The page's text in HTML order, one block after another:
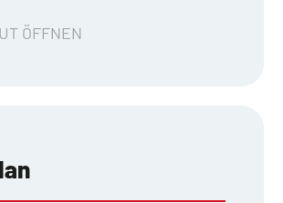
ÖFFNEN